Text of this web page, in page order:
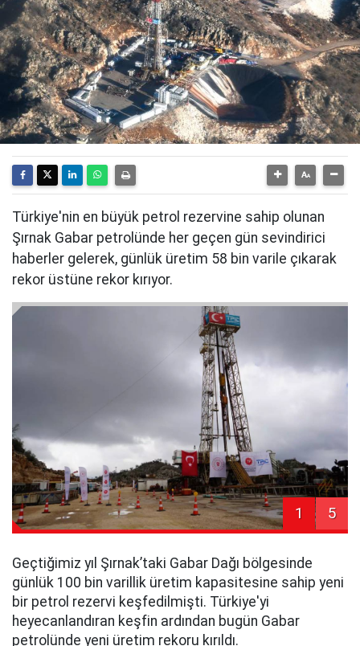
Türkiye'nin en büyük petrol rezervine sahip olunan
Şırnak Gabar petrolünde her geçen gün sevindirici
haberler gelerek, günlük üretim 58 bin varile çıkarak
rekor üstüne rekor kırıyor.
1 5
Geçtiğimiz yıl Şırnak’taki Gabar Dağı bölgesinde
günlük 100 bin varillik üretim kapasitesine sahip yeni
bir petrol rezervi keşfedilmişti. Türkiye'yi
heyecanlandıran keşfin ardından bugün Gabar
petrolünde yeni üretim rekoru kırıldı.